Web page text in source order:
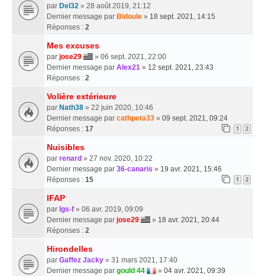
par Del32 » 28 août 2019, 21:12
Dernier message par Bidoule » 18 sept. 2021, 14:15
Réponses : 2
Mes excuses
par jose29
» 06 sept. 2021, 22:00
Dernier message par Alex21 » 12 sept. 2021, 23:43
Réponses : 2
Volière extérieure
par Nath38 » 22 juin 2020, 10:46
Dernier message par cathpeta33 » 09 sept. 2021, 09:24
Réponses : 17 1 2
Nuisibles
par renard » 27 nov. 2020, 10:22
Dernier message par 36-canaris » 19 avr. 2021, 15:46
Réponses : 15 1 2
IFAP
par lgs-f » 06 avr. 2019, 09:09
Dernier message par jose29 » 18 avr. 2021, 20:44
Réponses : 2
Hirondelles
par Gaffez Jacky » 31 mars 2021, 17:40
Dernier message par gould 44 » 04 avr. 2021, 09:39